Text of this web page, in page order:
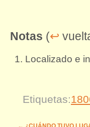
Notas (↩
Localizado e
Etiquetas: